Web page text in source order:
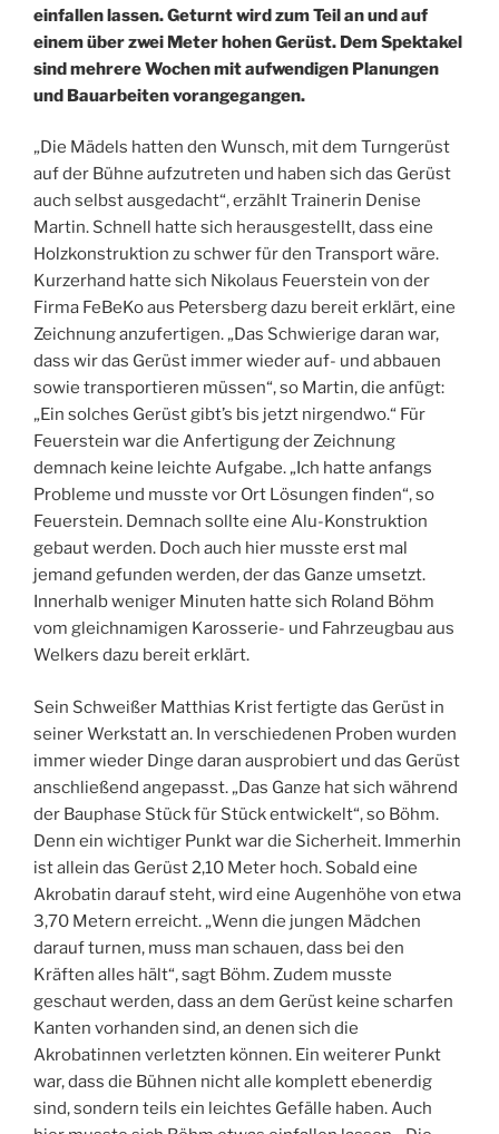
einfallen lassen. Geturnt wird zum Teil an und auf
einem über zwei Meter hohen Gerüst. Dem Spektakel
sind mehrere Wochen mit aufwendigen Planungen
und Bauarbeiten vorangegangen.
„Die Mädels hatten den Wunsch, mit dem Turngerüst
auf der Bühne aufzutreten und haben sich das Gerüst
auch selbst ausgedacht“, erzählt Trainerin Denise
Martin. Schnell hatte sich herausgestellt, dass eine
Holzkonstruktion zu schwer für den Transport wäre.
Kurzerhand hatte sich Nikolaus Feuerstein von der
Firma FeBeKo aus Petersberg dazu bereit erklärt, eine
Zeichnung anzufertigen. „Das Schwierige daran war,
dass wir das Gerüst immer wieder auf- und abbauen
sowie transportieren müssen“, so Martin, die anfügt:
„Ein solches Gerüst gibt’s bis jetzt nirgendwo.“ Für
Feuerstein war die Anfertigung der Zeichnung
demnach keine leichte Aufgabe. „Ich hatte anfangs
Probleme und musste vor Ort Lösungen finden“, so
Feuerstein. Demnach sollte eine Alu-Konstruktion
gebaut werden. Doch auch hier musste erst mal
jemand gefunden werden, der das Ganze umsetzt.
Innerhalb weniger Minuten hatte sich Roland Böhm
vom gleichnamigen Karosserie- und Fahrzeugbau aus
Welkers dazu bereit erklärt.
Sein Schweißer Matthias Krist fertigte das Gerüst in
seiner Werkstatt an. In verschiedenen Proben wurden
immer wieder Dinge daran ausprobiert und das Gerüst
anschließend angepasst. „Das Ganze hat sich während
der Bauphase Stück für Stück entwickelt“, so Böhm.
Denn ein wichtiger Punkt war die Sicherheit. Immerhin
ist allein das Gerüst 2,10 Meter hoch. Sobald eine
Akrobatin darauf steht, wird eine Augenhöhe von etwa
3,70 Metern erreicht. „Wenn die jungen Mädchen
darauf turnen, muss man schauen, dass bei den
Kräften alles hält“, sagt Böhm. Zudem musste
geschaut werden, dass an dem Gerüst keine scharfen
Kanten vorhanden sind, an denen sich die
Akrobatinnen verletzten können. Ein weiterer Punkt
war, dass die Bühnen nicht alle komplett ebenerdig
sind, sondern teils ein leichtes Gefälle haben. Auch